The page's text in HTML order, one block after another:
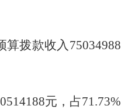
算拨款收入75034988
元，占71.73%